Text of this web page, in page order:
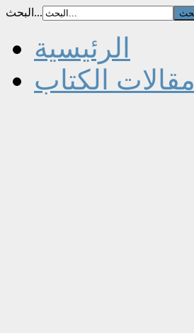
البحث...
الرئيسية
مقالات الكتاب